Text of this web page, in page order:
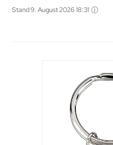
Stand 9. August 2026 18:31